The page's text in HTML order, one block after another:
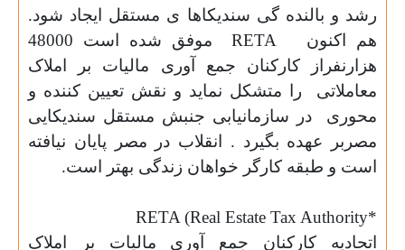
رشد و بالنده گی سندیکاها ی مستقل ایجاد شود.
هم اکنون
RETA
موفق شده است 48000
هزارنفراز کارکنان جمع آوری مالیات بر املاک
معاملاتی
را متشکل نماید و نقش تعیین کننده و
محوری
در سازمانیابی جنبش مستقل سندیکایی
مصربر عهده بگیرد . انقلاب در مصر پایان نیافته
است و طبقه کارگر خواهان زندگی بهتر است.
RETA (Real Estate Tax Authority*
اتحادیه کارکنان جمع آوری مالیات بر املاک